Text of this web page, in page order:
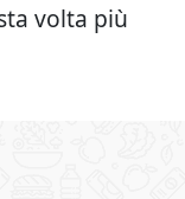
volta più